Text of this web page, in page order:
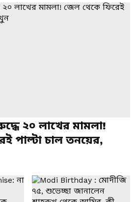
২০ লাখের মামলা!
পাল্টা চাল তনয়ের,